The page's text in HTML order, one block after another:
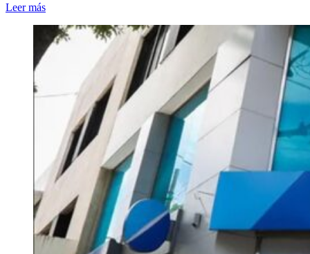
Leer más